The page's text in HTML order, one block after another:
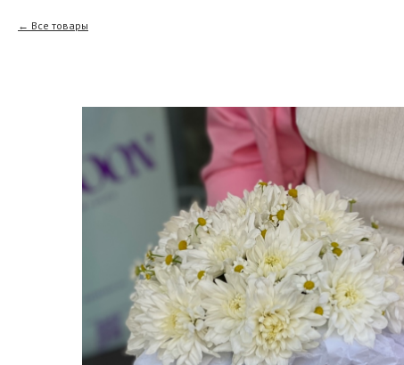
Все товары